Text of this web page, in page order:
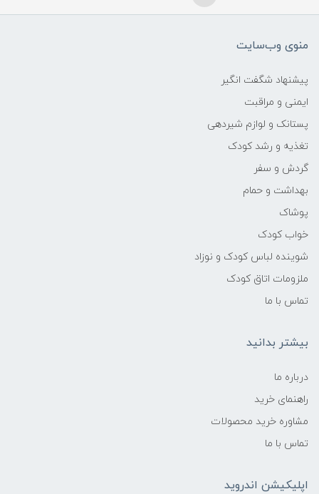
منوی وب‌سایت
پیشنهاد شگفت انگیر
ایمنی و مراقبت
پستانک و لوازم شیردهی
تغذیه و رشد کودک
گردش و سفر
بهداشت و حمام
پوشاک
خواب کودک
شوینده لباس کودک و نوزاد
ملزومات اتاق کودک
تماس با ما
بیشتر بدانید
درباره ما
راهنمای خرید
مشاوره خرید محصولات
تماس با ما
اپلیکیشن اندروید